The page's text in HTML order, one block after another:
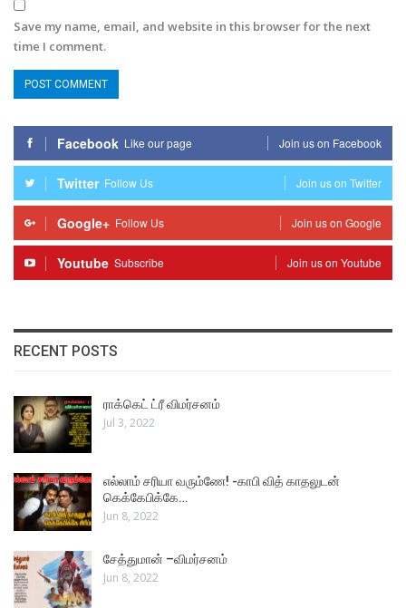
Save my name, email, and website in this browser for the next
time I comment.
Facebook Like our page Join us on Facebook
Twitter Follow Us Join us on Twitter
Google+ Follow Us Join us on Google
Youtube Subscribe Join us on Youtube
RECENT POSTS
ராக்கெட் ட்ரீ விமர்சனம்
Jul 3, 2022
எல்லாம் சரியா வரும்ணே! -காபி வித் காதலுடன்
கெக்கேபிக்கே…
Jun 8, 2022
சேத்துமான் –விமர்சனம்
Jun 8, 2022